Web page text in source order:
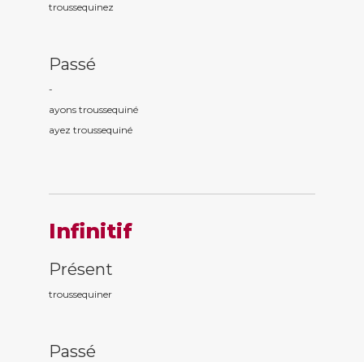
troussequinez
Passé
-
ayons troussequiné
ayez troussequiné
Infinitif
Présent
troussequiner
Passé